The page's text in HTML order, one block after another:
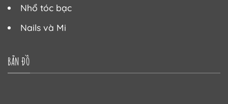
Nhổ tóc bạc
Nails và Mi
BẢN ĐỒ